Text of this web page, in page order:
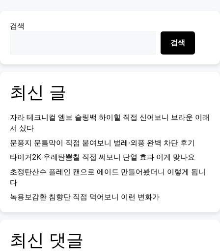
검색
검색
최신 글
자라 테크니컬 엠보 슬링백 하이힐 직접 신어보니 브라운 이래
서 샀다
문풍지 문틈막이 직접 붙여보니 벌레·외풍 완벽 차단 후기
타이거2K 우레탄뿜칠 직접 써보니 단열 효과 이게 맞나요
초정탄산수 플레인 캔으로 에이드 만들어봤더니 이렇게 됩니
다
녹용보감환 침향단 직접 먹어보니 이런 변화가
최신 댓글